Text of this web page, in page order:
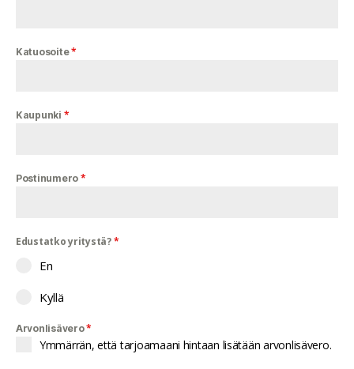
Katuosoite*
Kaupunki *
Postinumero *
Edustatko yritystä?*
En
Kyllä
Arvonlisävero*
Ymmärrän, että tarjoamaani hintaan lisätään arvonlisävero.